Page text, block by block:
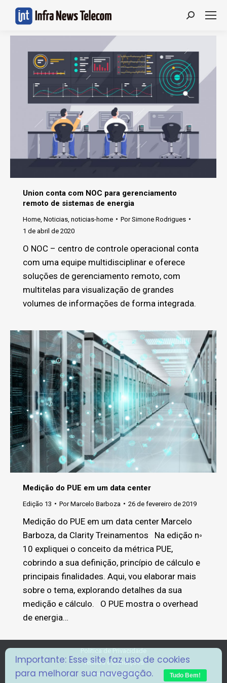
Search:
Union conta com NOC para gerenciamento
remoto de sistemas de energia
Home Noticias noticias-home PorSimone Rodrigues
1 de abril de 2020
O NOC – centro de controle operacional conta
com uma equipe multidisciplinar e oferece
soluções de gerenciamento remoto, com
multitelas para visualização de grandes
volumes de informações de forma integrada.
Medição do PUE em um data center
Edição 13 PorMarcelo Barboza 26 de fevereiro de 2019
Medição do PUE em um data center Marcelo
Barboza, da Clarity Treinamentos Na edição n◦
10 expliquei o conceito da métrica PUE,
cobrindo a sua definição, princípio de cálculo e
principais finalidades. Aqui, vou elaborar mais
sobre o tema, explorando detalhes da sua
medição e cálculo. O PUE mostra o overhead
de energia…
Termos e Condições
Formulário RGPD
Importante: Esse site faz uso de cookies
para melhorar sua navegação.
Tudo Bem!